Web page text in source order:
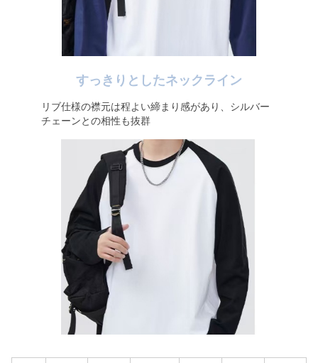
すっきりとしたネックライン
リブ仕様の襟元は程よい締まり感があり、シルバー
チェーンとの相性も抜群